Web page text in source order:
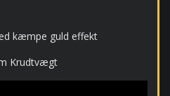
kæmpe guld effekt
Krudtvægt